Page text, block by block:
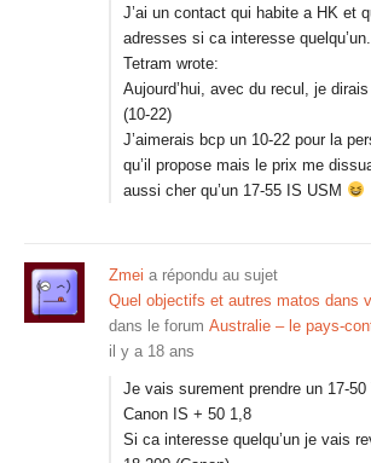
J’ai un contact qui habite a HK et
adresses si ca interesse quelqu’un.
Tetram wrote:
Aujourd’hui, avec du recul, je
(10-22)
J’aimerais bcp un 10-22 pour la
qu’il propose mais le prix me
aussi cher qu’un 17-55 IS USM
Zmei a répondu au sujet
Quel objectifs et autres matos dans
dans le forum Australie – le pays-
il y a 18 ans
Je vais surement prendre un 17-50
Canon IS + 50 1,8
Si ca interesse quelqu’un je vais